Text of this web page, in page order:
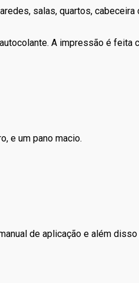
salas, quartos,
A impressão é feita
e um pano macio.
de aplicação e além